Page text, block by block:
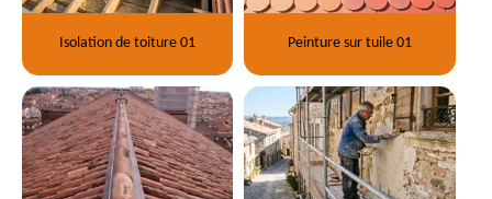
Isolation de toiture 01 Peinture sur tuile 01